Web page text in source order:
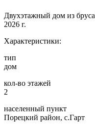
Двухэтажный дом из
2026 г.
Характеристики:
тип
дом
кол-во этажей
2
населенный пункт
Порецкий район, с.Гарт